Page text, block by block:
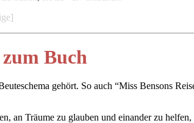
Buch
gehört. So auch “Miss Bensons
an Träume zu glauben und einander zu